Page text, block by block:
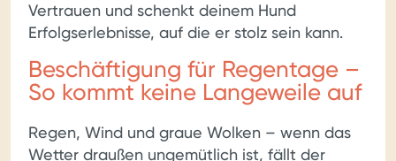
Vertrauen und schenkt deinem Hund
Erfolgserlebnisse, auf die er stolz sein kann.
Beschäftigung für Regentage –
So kommt keine Langeweile auf
Regen, Wind und graue Wolken – wenn das
Wetter draußen ungemütlich ist, fällt der